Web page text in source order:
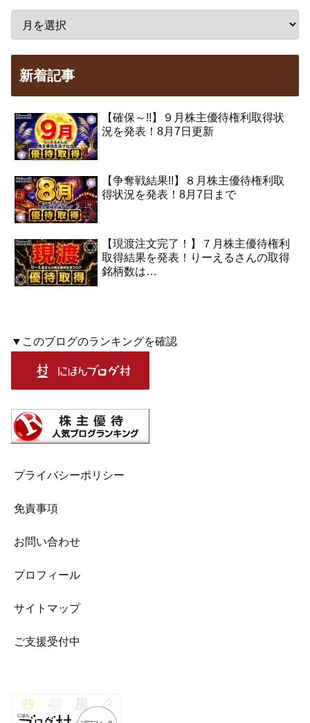
新着記事
【確保～!!】９月株主優待権利取得状
況を発表！8月7日更新
【争奪戦結果!!】８月株主優待権利取
得状況を発表！8月7日まで
【現渡注文完了！】７月株主優待権利
取得結果を発表！りーえるさんの取得
銘柄数は…
▼このブログのランキングを確認
プライバシーポリシー
免責事項
お問い合わせ
プロフィール
サイトマップ
ご支援受付中